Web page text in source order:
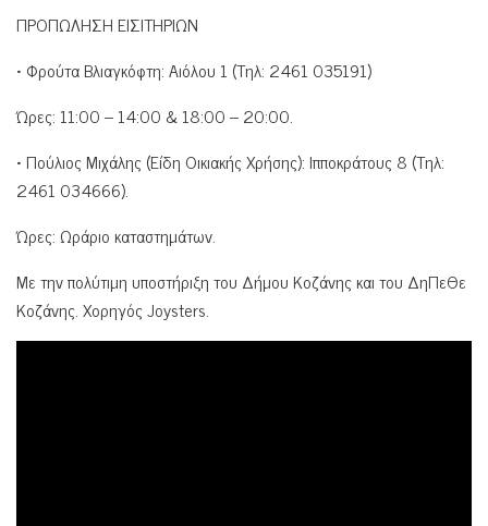
ΠΡΟΠΩΛΗΣΗ ΕΙΣΙΤΗΡΙΩΝ
• Φρούτα Βλιαγκόφτη: Αιόλου 1 (Τηλ: 2461 035191)
Ώρες: 11:00 – 14:00 & 18:00 – 20:00.
• Πούλιος Μιχάλης (Είδη Οικιακής Χρήσης): Ιπποκράτους 8 (Τηλ:
2461 034666).
Ώρες: Ωράριο καταστημάτων.
Με την πολύτιμη υποστήριξη του Δήμου Κοζάνης και του ΔηΠεΘε
Κοζάνης. Χορηγός Joysters.